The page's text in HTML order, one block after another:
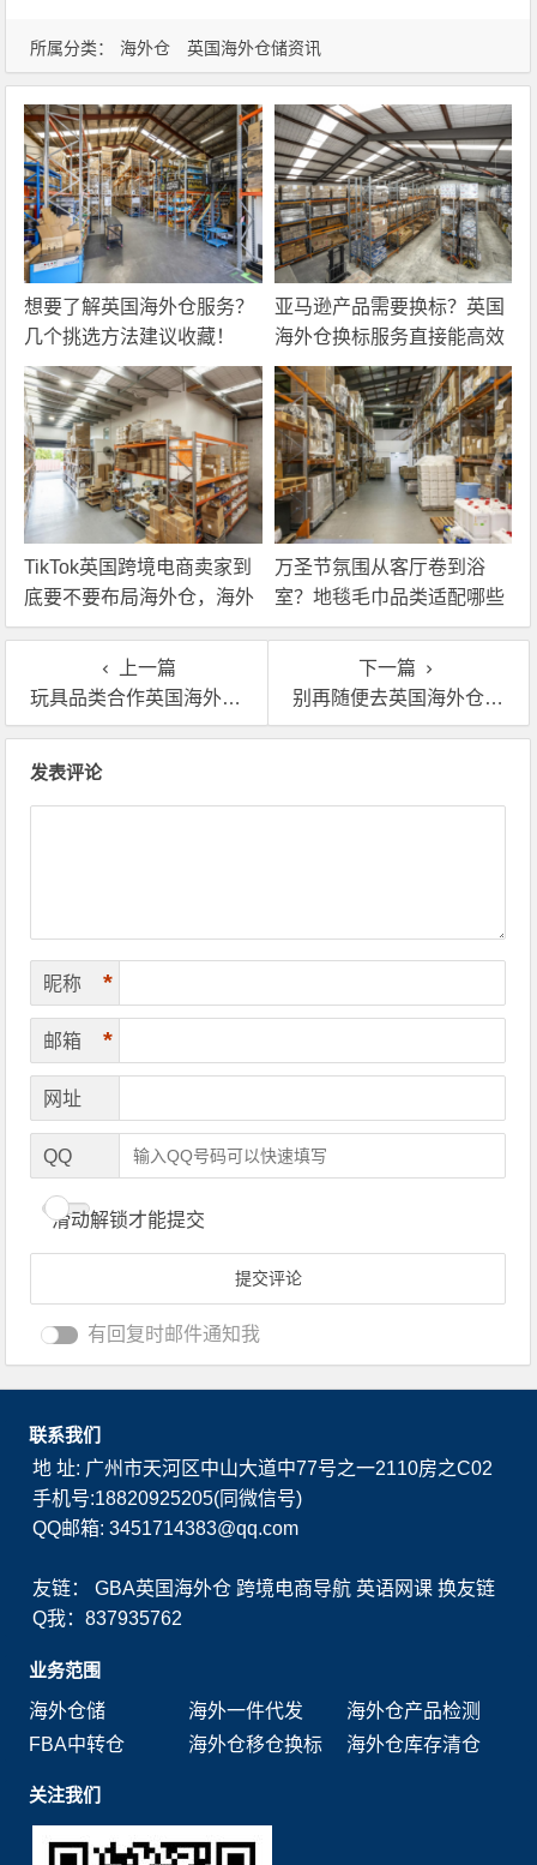
所属分类： 海外仓 英国海外仓储资讯
想要了解英国海外仓服务？
几个挑选方法建议收藏！
亚马逊产品需要换标？英国
海外仓换标服务直接能高效
解决！
TikTok英国跨境电商卖家到
底要不要布局海外仓，海外
仓优势分析！
万圣节氛围从客厅卷到浴
室？地毯毛巾品类适配哪些
海外仓服务？
上一篇
玩具品类合作英国海外仓有什么服务？
下一篇
别再随便去英国海外仓了，选仓标准我都给你列清楚了
发表评论
昵称 *
邮箱 *
网址
QQ
滑动解锁才能提交
有回复时邮件通知我
联系我们
地 址: 广州市天河区中山大道中77号之一2110房之C02
手机号:18820925205(同微信号)
QQ邮箱: 3451714383@qq.com
友链：GBA英国海外仓 跨境电商导航 英语网课 换友链
Q我：837935762
业务范围
海外仓储
海外一件代发
海外仓产品检测
FBA中转仓
海外仓移仓换标 海外仓库存清仓
关注我们